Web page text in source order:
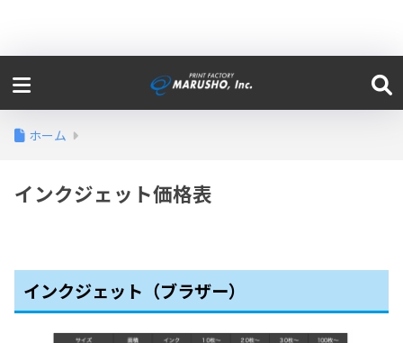
ホーム
インクジェット価格表
インクジェット（ブラザー）